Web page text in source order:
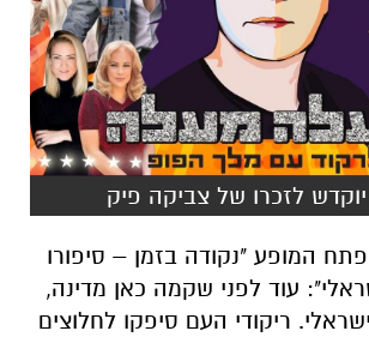
לזכרו של צביקה פיק
המופע "נקודה בזמן – סיפורו
עוד לפני שקמה כאן מדינה,
ריקודי העם סיפקו לחלוצים